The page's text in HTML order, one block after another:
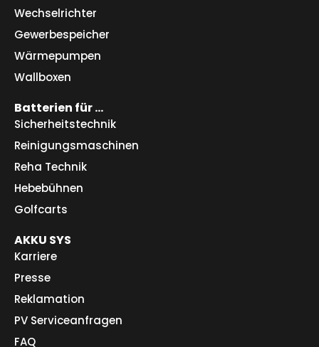
Wechselrichter
Gewerbespeicher
Wärmepumpen
Wallboxen
Batterien für …
Sicherheitstechnik
Reinigungsmaschinen
Reha Technik
Hebebühnen
Golfcarts
AKKU SYS
Karriere
Presse
Reklamation
PV Serviceanfragen
FAQ